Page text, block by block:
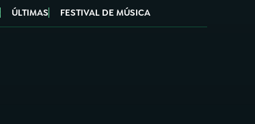
ÚLTIMAS FESTIVAL DE MÚSICA